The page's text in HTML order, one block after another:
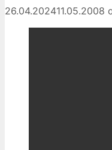
26.04.202411.05.2008